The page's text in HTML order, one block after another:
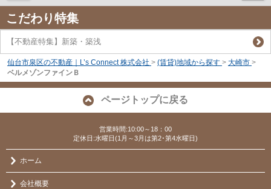
こだわり特集
【不動産特集】新築・築浅
仙台市泉区の不動産｜L’s Connect 株式会社 > (賃貸)地域から探す > 大崎市 >
ベルメゾンファインＢ
ページトップに戻る
営業時間:10:00～18：00
定休日:水曜日(1月～3月は第2･第4水曜日)
ホーム
会社概要